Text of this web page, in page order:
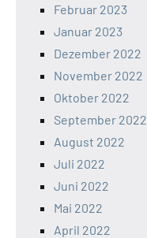
Februar 2023
Januar 2023
Dezember 2022
November 2022
Oktober 2022
September 2022
August 2022
Juli 2022
Juni 2022
Mai 2022
April 2022